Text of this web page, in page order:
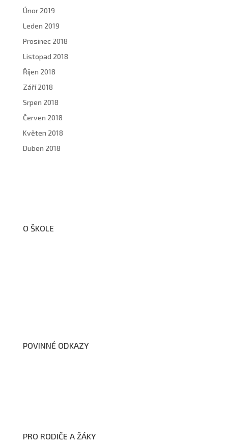
Únor 2019
Leden 2019
Prosinec 2018
Listopad 2018
Říjen 2018
Září 2018
Srpen 2018
Červen 2018
Květen 2018
Duben 2018
O ŠKOLE
POVINNÉ ODKAZY
PRO RODIČE A ŽÁKY